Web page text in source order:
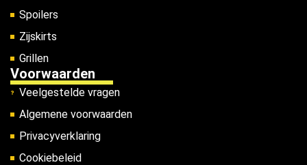
Spoilers
Zijskirts
Grillen
Voorwaarden
Veelgestelde vragen
Algemene voorwaarden
Privacyverklaring
Cookiebeleid